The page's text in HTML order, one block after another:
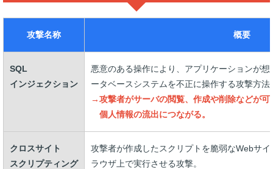
攻撃名称 概要
SQL
インジェクション
悪意のある操作により、アプリケーションが
ータベースシステムを不正に操作する攻撃方法
→攻撃者がサーバの閲覧、作成や削除などが可
個人情報の流出につながる。
クロスサイト
スクリプティング
攻撃者が作成したスクリプトを脆弱なWebサ
ラウザ上で実行させる攻撃。